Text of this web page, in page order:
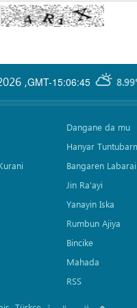
GMT-15:06:45
,
Dangane da mu
Hanyar
Bangaren Labarai
Jin Ra'ayi
Yanayin Iska
Rumbun Ajiya
Bincike
Mahada
RSS